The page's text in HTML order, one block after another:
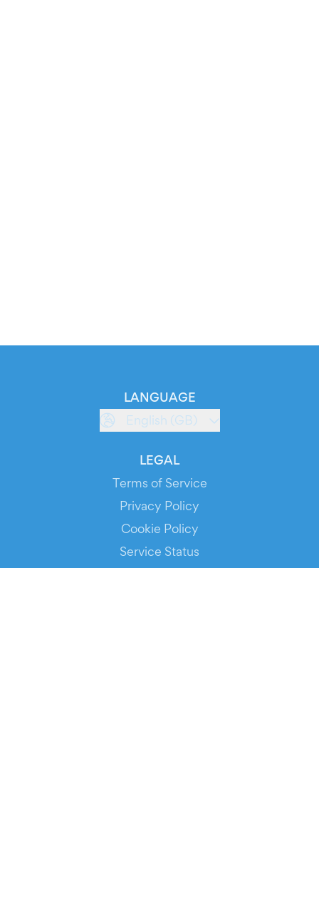
LANGUAGE
English (GB)
LEGAL
Terms of Service
Privacy Policy
Cookie Policy
Service Status